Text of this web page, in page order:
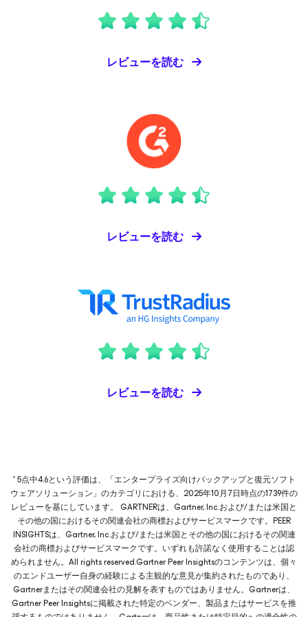
レビューを読む
レビューを読む
レビューを読む
* 5点中4.6という評価は、「エンタープライズ向けバックアップと復元ソフト
ウェアソリューション」のカテゴリにおける、2025年10月7日時点の1739件の
レビューを基にしています。 GARTNERは、Gartner, Inc.および/または米国と
その他の国におけるその関連会社の商標およびサービスマークです。PEER
INSIGHTSは、Gartner, Inc.および/または米国とその他の国におけるその関連
会社の商標およびサービスマークです。いずれも許諾なく使用することは認
められません。All rights reserved.Gartner Peer Insightsのコンテンツは、個々
のエンドユーザー自身の経験による主観的な意見が集約されたものであり、
Gartnerまたはその関連会社の見解を表すものではありません。Gartnerは、
Gartner Peer Insightsに掲載された特定のベンダー、製品またはサービスを推